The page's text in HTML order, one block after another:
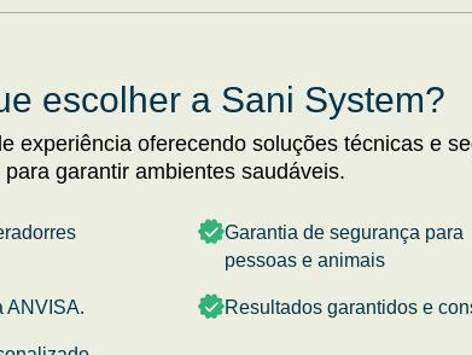
escolher a Sani System?
experiência oferecendo soluções técnicas e
para garantir ambientes saudáveis.
ANVISA.
Garantia de segurança para
pessoas e animais
Resultados garantidos e